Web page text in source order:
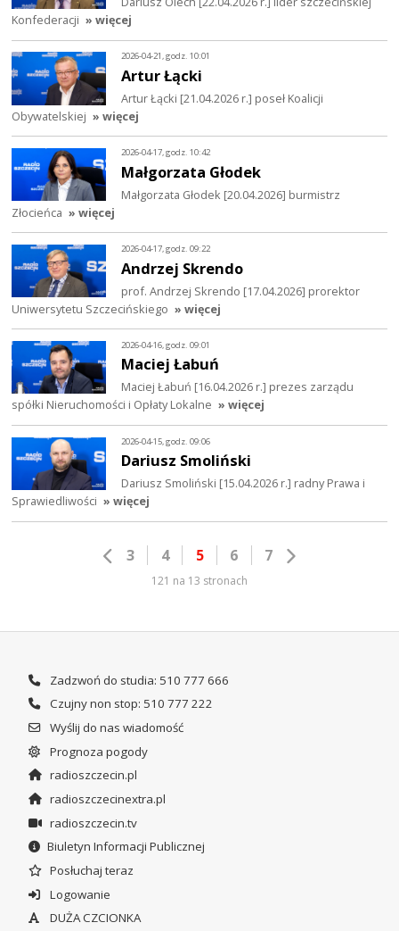
Konfederacji » więcej
2026-04-21, godz. 10:01
Artur Łącki
Artur Łącki [21.04.2026 r.] poseł Koalicji
Obywatelskiej » więcej
2026-04-17, godz. 10:42
Małgorzata Głodek
Małgorzata Głodek [20.04.2026] burmistrz
Złocieńca » więcej
2026-04-17, godz. 09:22
Andrzej Skrendo
prof. Andrzej Skrendo [17.04.2026] prorektor
Uniwersytetu Szczecińskiego » więcej
2026-04-16, godz. 09:01
Maciej Łabuń
Maciej Łabuń [16.04.2026 r.] prezes zarządu
spółki Nieruchomości i Opłaty Lokalne » więcej
2026-04-15, godz. 09:06
Dariusz Smoliński
Dariusz Smoliński [15.04.2026 r.] radny Prawa i
Sprawiedliwości » więcej
3 4 5 6 7
121 na 13 stronach
Zadzwoń do studia: 510 777 666
Czujny non stop: 510 777 222
Wyślij do nas wiadomość
Prognoza pogody
radioszczecin.pl
radioszczecinextra.pl
radioszczecin.tv
Biuletyn Informacji Publicznej
Posłuchaj teraz
Logowanie
DUŻA CZCIONKA